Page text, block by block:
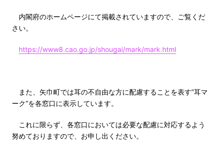
内閣府のホームページにて掲載されていますので、ご覧くだ
さい。
https://www8.cao.go.jp/shougai/mark/mark.html
また、矢巾町では耳の不自由な方に配慮することを表す”耳マ
ーク”を各窓口に表示しています。
これに限らず、各窓口においては必要な配慮に対応するよう
努めておりますので、お申し出ください。